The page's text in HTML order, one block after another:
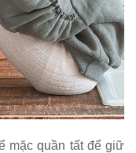
mặc quần tất để giữ